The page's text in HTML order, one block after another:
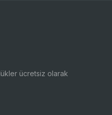
ücretsiz olarak